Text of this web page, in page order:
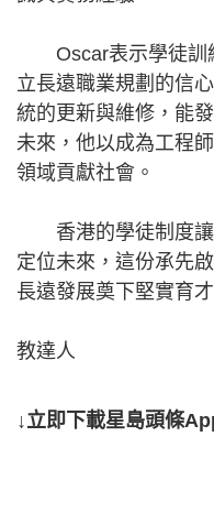
Oscar表示學徒訓
立長遠職業規劃的信
統的更新與維修，能
未來，他以成為工程
領域貢獻社會。
香港的學徒制度讓
定位未來，這份承先
長遠發展奠下堅實育才
教達人
↓立即下載星島頭條